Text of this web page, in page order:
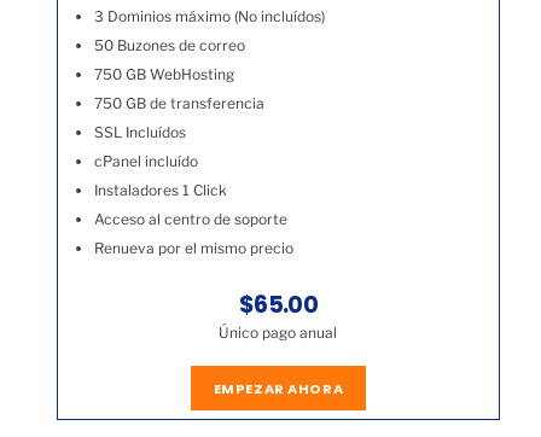
3 Dominios máximo (No incluídos)
50 Buzones de correo
750 GB WebHosting
750 GB de transferencia
SSL Incluídos
cPanel incluído
Instaladores 1 Click
Acceso al centro de soporte
Renueva por el mismo precio
$65.00
Único pago anual
EMPEZAR AHORA